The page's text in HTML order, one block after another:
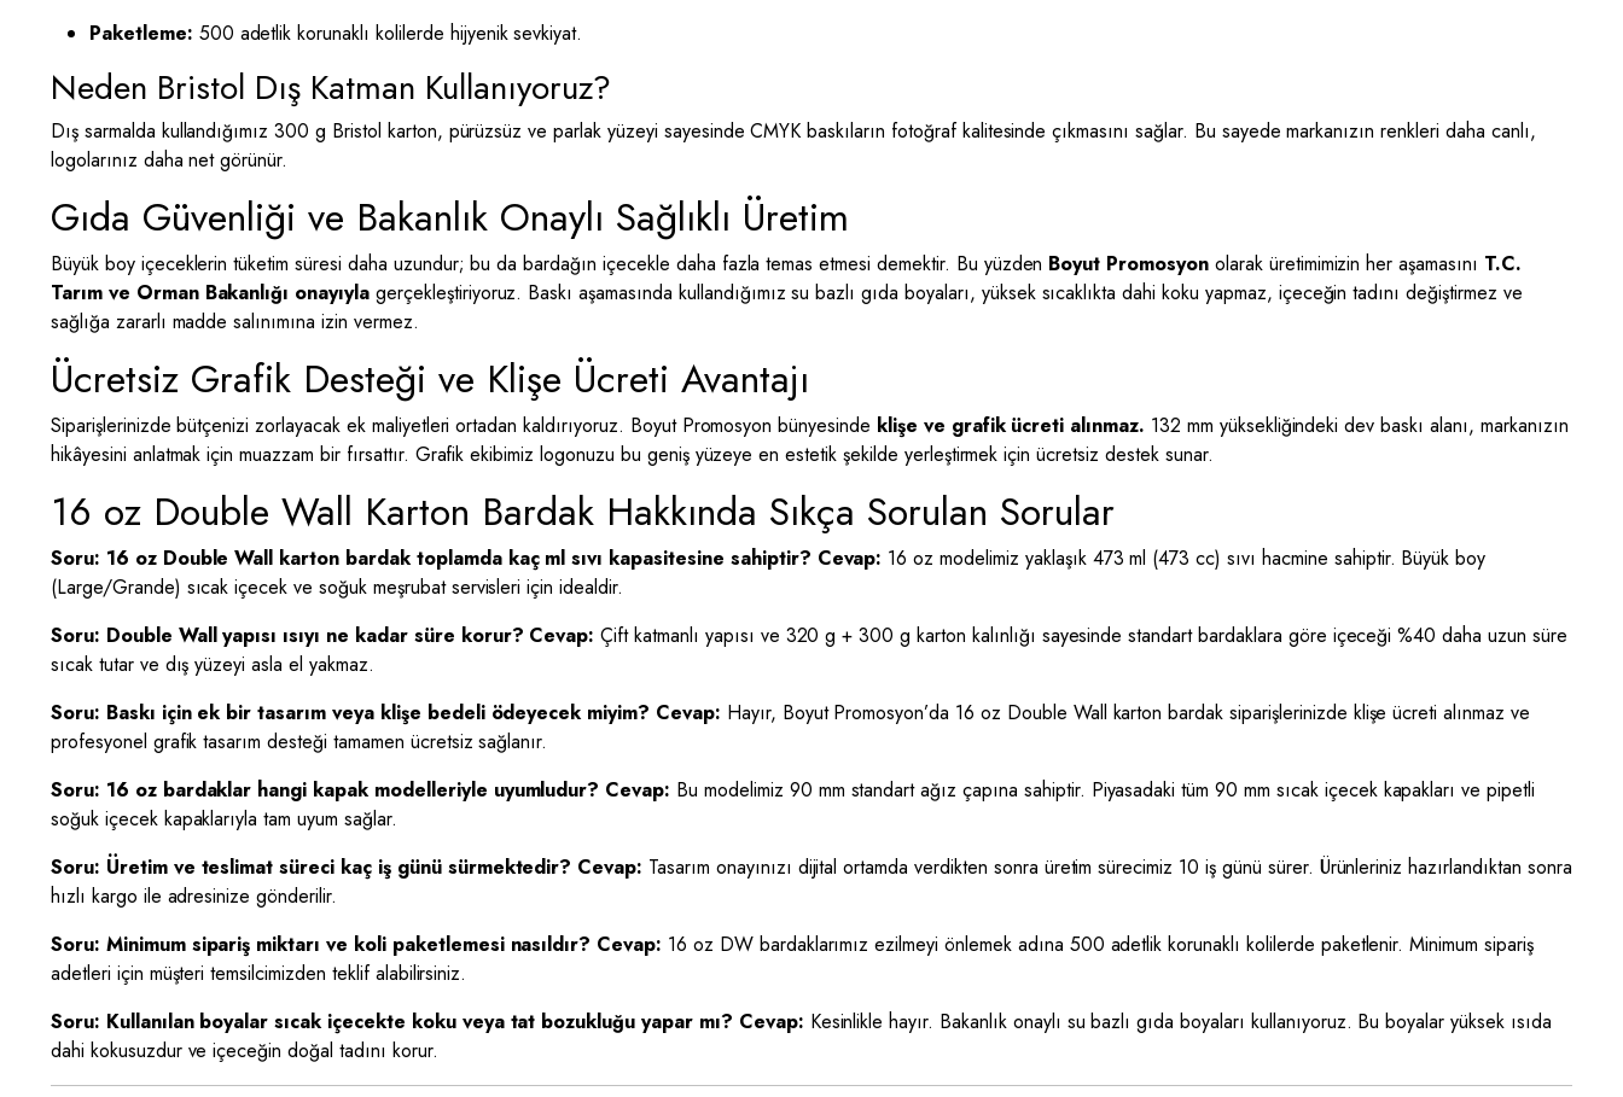
Paketleme: 500 adetlik korunaklı kolilerde hijyenik sevkiyat.
Neden Bristol Dış Katman Kullanıyoruz?
Dış sarmalda kullandığımız 300 g Bristol karton, pürüzsüz ve parlak yüzeyi sayesinde CMYK baskıların fotoğraf kalitesinde çıkmasını sağlar. Bu sayede markanızın renkleri daha canlı,
logolarınız daha net görünür.
Gıda Güvenliği ve Bakanlık Onaylı Sağlıklı Üretim
Büyük boy içeceklerin tüketim süresi daha uzundur; bu da bardağın içecekle daha fazla temas etmesi demektir. Bu yüzden Boyut Promosyon olarak üretimimizin her aşamasını T.C.
Tarım ve Orman Bakanlığı onayıyla gerçekleştiriyoruz. Baskı aşamasında kullandığımız su bazlı gıda boyaları, yüksek sıcaklıkta dahi koku yapmaz, içeceğin tadını değiştirmez ve
sağlığa zararlı madde salınımına izin vermez.
Ücretsiz Grafik Desteği ve Klişe Ücreti Avantajı
Siparişlerinizde bütçenizi zorlayacak ek maliyetleri ortadan kaldırıyoruz. Boyut Promosyon bünyesinde klişe ve grafik ücreti alınmaz. 132 mm yüksekliğindeki dev baskı alanı, markanızın
hikâyesini anlatmak için muazzam bir fırsattır. Grafik ekibimiz logonuzu bu geniş yüzeye en estetik şekilde yerleştirmek için ücretsiz destek sunar.
16 oz Double Wall Karton Bardak Hakkında Sıkça Sorulan Sorular
Soru: 16 oz Double Wall karton bardak toplamda kaç ml sıvı kapasitesine sahiptir? Cevap: 16 oz modelimiz yaklaşık 473 ml (473 cc) sıvı hacmine sahiptir. Büyük boy
(Large/Grande) sıcak içecek ve soğuk meşrubat servisleri için idealdir.
Soru: Double Wall yapısı ısıyı ne kadar süre korur? Cevap: Çift katmanlı yapısı ve 320 g + 300 g karton kalınlığı sayesinde standart bardaklara göre içeceği %40 daha uzun süre
sıcak tutar ve dış yüzeyi asla el yakmaz.
Soru: Baskı için ek bir tasarım veya klişe bedeli ödeyecek miyim? Cevap: Hayır, Boyut Promosyon’da 16 oz Double Wall karton bardak siparişlerinizde klişe ücreti alınmaz ve
profesyonel grafik tasarım desteği tamamen ücretsiz sağlanır.
Soru: 16 oz bardaklar hangi kapak modelleriyle uyumludur? Cevap: Bu modelimiz 90 mm standart ağız çapına sahiptir. Piyasadaki tüm 90 mm sıcak içecek kapakları ve pipetli
soğuk içecek kapaklarıyla tam uyum sağlar.
Soru: Üretim ve teslimat süreci kaç iş günü sürmektedir? Cevap: Tasarım onayınızı dijital ortamda verdikten sonra üretim sürecimiz 10 iş günü sürer. Ürünleriniz hazırlandıktan sonra
hızlı kargo ile adresinize gönderilir.
Soru: Minimum sipariş miktarı ve koli paketlemesi nasıldır? Cevap: 16 oz DW bardaklarımız ezilmeyi önlemek adına 500 adetlik korunaklı kolilerde paketlenir. Minimum sipariş
adetleri için müşteri temsilcimizden teklif alabilirsiniz.
Soru: Kullanılan boyalar sıcak içecekte koku veya tat bozukluğu yapar mı? Cevap: Kesinlikle hayır. Bakanlık onaylı su bazlı gıda boyaları kullanıyoruz. Bu boyalar yüksek ısıda
dahi kokusuzdur ve içeceğin doğal tadını korur.